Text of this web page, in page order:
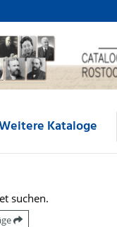
Kataloge
suchen.